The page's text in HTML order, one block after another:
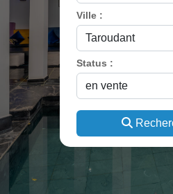
Ville :
Status :